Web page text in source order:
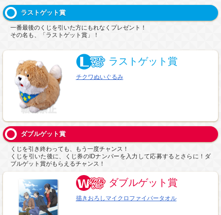
ラストゲット賞
一番最後のくじを引いた方にもれなくプレゼント！
その名も、「ラストゲット賞」！
ラストゲット賞
チクワぬいぐるみ
ダブルゲット賞
くじを引き終わっても、もう一度チャンス！
くじを引いた後に、くじ券のIDナンバーを入力して応募するとさらに！ダ
ブルゲット賞がもらえるチャンス！
ダブルゲット賞
描きおろしマイクロファイバータオル